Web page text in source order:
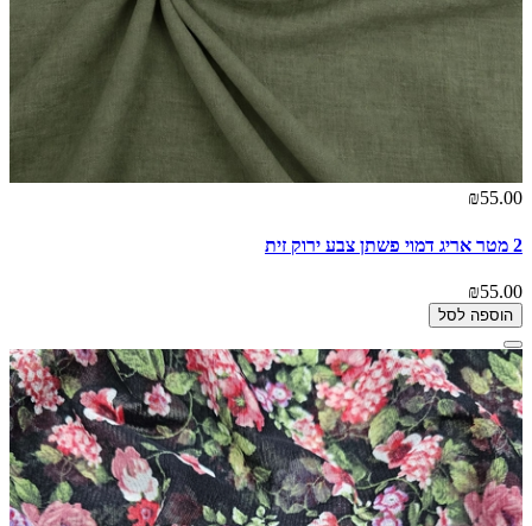
₪55.00
2 מטר אריג דמוי פשתן צבע ירוק זית
₪55.00
הוספה לסל